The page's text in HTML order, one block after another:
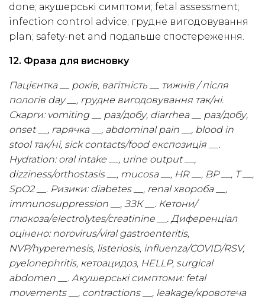
done; акушерські симптоми; fetal assessment;
infection control advice; грудне вигодовування
plan; safety-net and подальше спостереження.
12. Фраза для висновку
Пацієнтка __ років, вагітність __ тижнів / після
пологів day __, грудне вигодовування так/ні.
Скарги: vomiting __ раз/добу, diarrhea __ раз/добу,
onset __, гарячка __, abdominal pain __, blood in
stool так/ні, sick contacts/food експозиція __.
Hydration: oral intake __, urine output __,
dizziness/orthostasis __, mucosa __, HR __, BP __, T __,
SpO2 __. Ризики: diabetes __, renal хвороба __,
immunosuppression __, ЗЗК __. Кетони/
глюкоза/electrolytes/creatinine __. Диференціал
оцінено: norovirus/viral gastroenteritis,
NVP/hyperemesis, listeriosis, influenza/COVID/RSV,
pyelonephritis, кетоацидоз, HELLP, surgical
abdomen __. Акушерські симптоми: fetal
movements __, contractions __, leakage/кровотеча